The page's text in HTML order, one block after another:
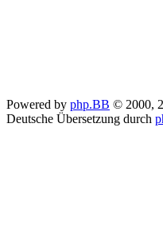
Powered by php.BB © 2000,
Deutsche Übersetzung durch